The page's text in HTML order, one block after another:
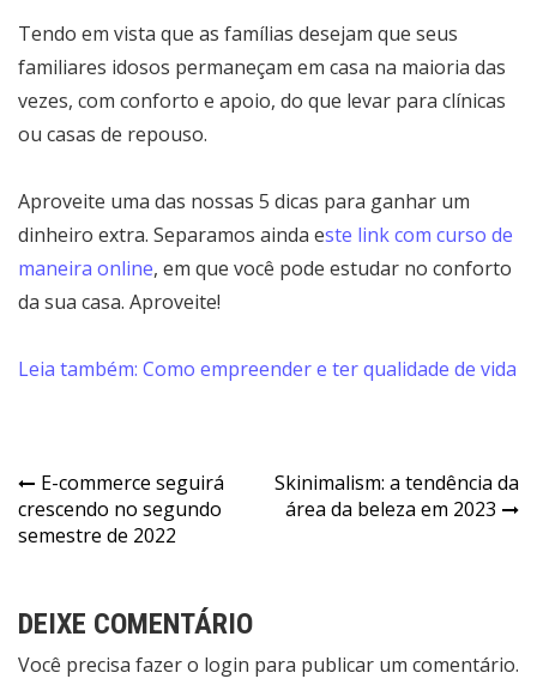
Tendo em vista que as famílias desejam que seus
familiares idosos permaneçam em casa na maioria das
vezes, com conforto e apoio, do que levar para clínicas
ou casas de repouso.
Aproveite uma das nossas 5 dicas para ganhar um
dinheiro extra. Separamos ainda este link com curso de
maneira online, em que você pode estudar no conforto
da sua casa. Aproveite!
Leia também: Como empreender e ter qualidade de vida
E-commerce seguirá
crescendo no segundo
semestre de 2022
Skinimalism: a tendência da
área da beleza em 2023
DEIXE COMENTÁRIO
Você precisa fazer o login para publicar um comentário.